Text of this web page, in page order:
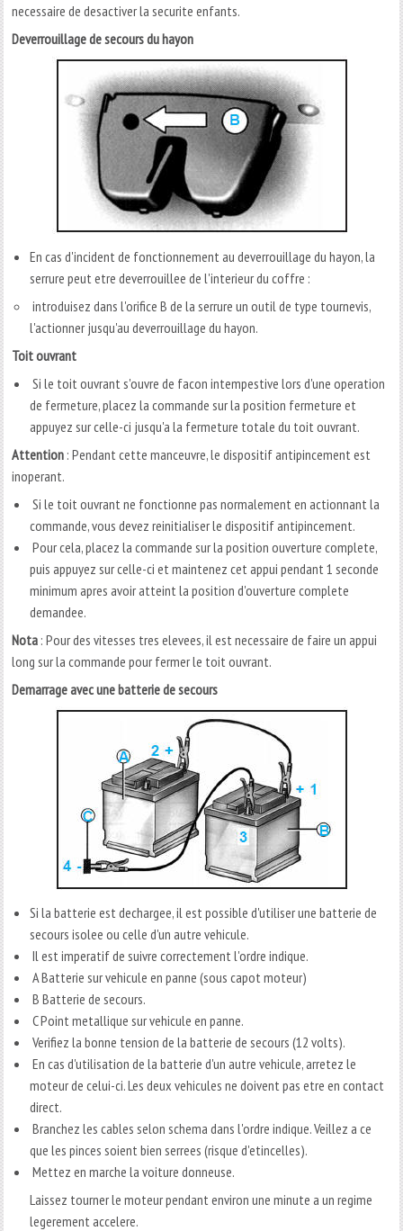
necessaire de desactiver la securite enfants.
Deverrouillage de secours du hayon
En cas d'incident de fonctionnement au deverrouillage du hayon, la
serrure peut etre deverrouillee de l'interieur du coffre :
introduisez dans l'orifice B de la serrure un outil de type tournevis,
l'actionner jusqu'au deverrouillage du hayon.
Toitouvrant
Si le toit ouvrant s'ouvre de facon intempestive lors d'une operation
de fermeture, placez la commande sur la position fermeture et
appuyez sur celle-ci jusqu'a la fermeture totale du toit ouvrant.
Attention : Pendant cette manceuvre, le dispositif antipincement est
inoperant.
Si le toit ouvrant ne fonctionne pas normalement en actionnant la
commande, vous devez reinitialiser le dispositif antipincement.
Pour cela, placez la commande sur la position ouverture complete,
puis appuyez sur celle-ci et maintenez cet appui pendant 1 seconde
minimum apres avoir atteint la position d'ouverture complete
demandee.
Nota : Pour des vitesses tres elevees, il est necessaire de faire un appui
long sur la commande pour fermer le toit ouvrant.
Demarrage avec une batterie de secours
Si la batterie est dechargee, il est possible d'utiliser une batterie de
secours isolee ou celle d'un autre vehicule.
Il est imperatif de suivre correctement l'ordre indique.
A Batterie sur vehicule en panne (sous capot moteur)
B Batterie de secours.
C Point metallique sur vehicule en panne.
Verifiez la bonne tension de la batterie de secours (12 volts).
En cas d'utilisation de la batterie d'un autre vehicule, arretez le
moteur de celui-ci. Les deux vehicules ne doivent pas etre en contact
direct.
Branchez les cables selon schema dans l'ordre indique. Veillez a ce
que les pinces soient bien serrees (risque d'etincelles).
Mettez en marche la voiture donneuse.
Laissez tourner le moteur pendant environ une minute a un regime
legerement accelere.